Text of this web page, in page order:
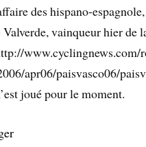
des hispano-
Valverde, vainqueur hier de
www.cyclingnews.com/
apr06/paisvasco06/
joué pour le moment.